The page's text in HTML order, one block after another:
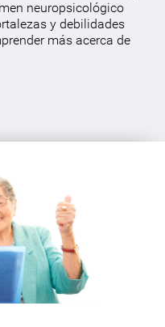
neuropsicológico
y debilidades
más acerca de